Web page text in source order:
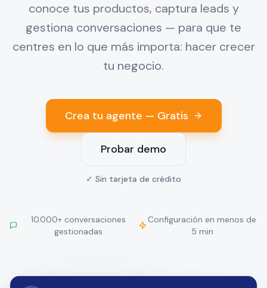
conoce tus productos, captura leads y
gestiona conversaciones — para que te
centres en lo que más importa: hacer crecer
tu negocio.
Crea tu agente — Gratis
Probar demo
✓ Sin tarjeta de crédito
10.000+ conversaciones
gestionadas
Configuración en menos de
5 min